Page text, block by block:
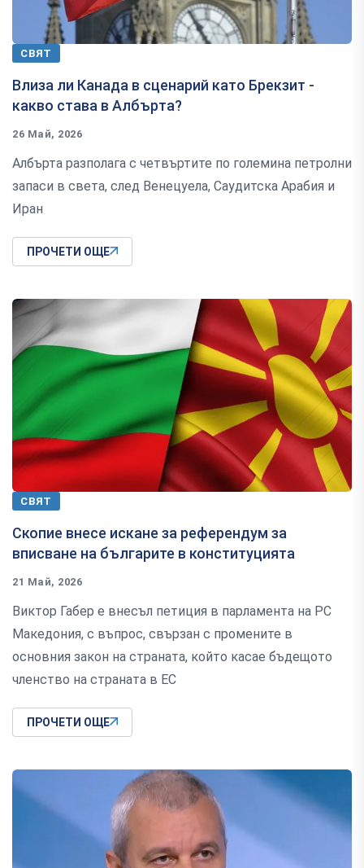
СВЯТ
Влиза ли Канада в сценарий като Брекзит -
какво става в Албърта?
26 Май, 2026
Албърта разполага с четвъртите по големина петролни
запаси в света, след Венецуела, Саудитска Арабия и
Иран
ПРОЧЕТИ ОЩЕ
СВЯТ
Скопие внесе искане за референдум за
вписване на българите в конституцията
21 Май, 2026
Виктор Габер е внесъл петиция в парламента на РС
Македония, с въпрос, свързан с промените в
основния закон на страната, който касае бъдещото
членство на страната в ЕС
ПРОЧЕТИ ОЩЕ